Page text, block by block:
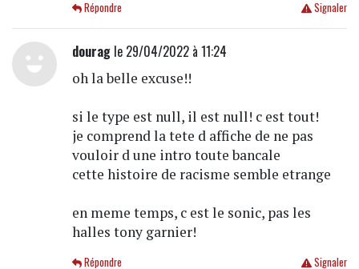
Signaler
Répondre
douragle 29/04/2022 à 11:24
oh la belle excuse!!
si le type est null, il est null! c est tout!
je comprend la tete d affiche de ne pas
vouloir d une intro toute bancale
cette histoire de racisme semble etrange
en meme temps, c est le sonic, pas les
halles tony garnier!
Signaler
Répondre